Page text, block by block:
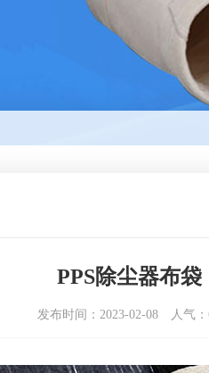
PPS除尘器布袋
发布时间：2023-02-08 人气：